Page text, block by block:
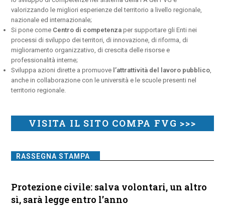
valorizzando le migliori esperienze del territorio a livello regionale,
nazionale ed internazionale;
Si pone come Centro di competenza per supportare gli Enti nei
processi di sviluppo dei territori, di innovazione, di riforma, di
miglioramento organizzativo, di crescita delle risorse e
professionalità interne;
Sviluppa azioni dirette a promuove l’attrattività del lavoro pubblico
anche in collaborazione con le università e le scuole presenti nel
territorio regionale.
VISITA IL SITO COMPA FVG >>>
RASSEGNA STAMPA
Protezione civile: salva volontari, un altro
sì, sarà legge entro l’anno